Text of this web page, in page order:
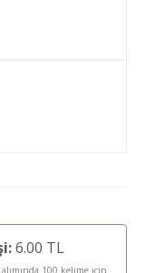
6.00 TL
100 kelime için